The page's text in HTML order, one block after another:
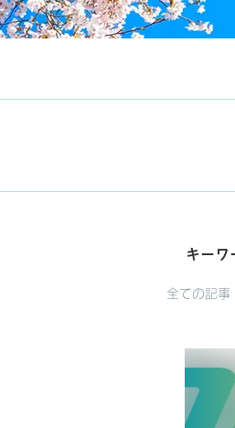
全ての記事
豊か
キーワ